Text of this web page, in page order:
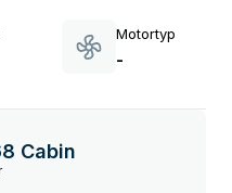
Motortyp
-
Cabin